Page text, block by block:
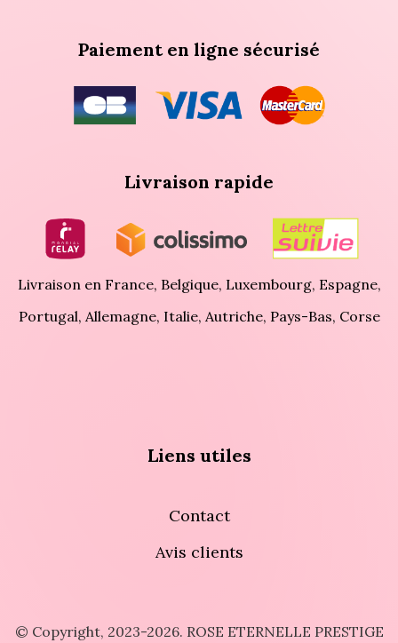
Paiement en ligne sécurisé
Livraison rapide
Livraison en France, Belgique, Luxembourg, Espagne,
Portugal, Allemagne, Italie, Autriche, Pays-Bas, Corse
Liens utiles
Contact
Avis clients
© Copyright, 2023-2026. ROSE ETERNELLE PRESTIGE